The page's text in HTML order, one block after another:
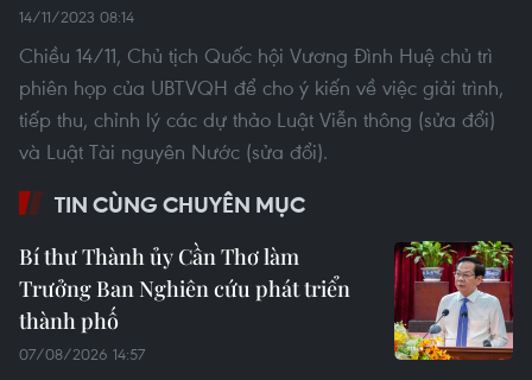
14/11/2023 08:14
Chiều 14/11, Chủ tịch Quốc hội Vương Đình Huệ chủ trì
phiên họp của UBTVQH để cho ý kiến về việc giải trình,
tiếp thu, chỉnh lý các dự thảo Luật Viễn thông (sửa đổi)
và Luật Tài nguyên Nước (sửa đổi).
TIN CÙNG CHUYÊN MỤC
Bí thư Thành ủy Cần Thơ làm
Trưởng Ban Nghiên cứu phát triển
thành phố
07/08/2026 14:57